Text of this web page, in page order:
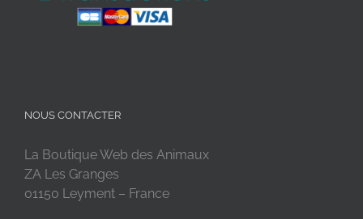
NOUS CONTACTER
La Boutique Web des Animaux
ZA Les Granges
01150 Leyment – France